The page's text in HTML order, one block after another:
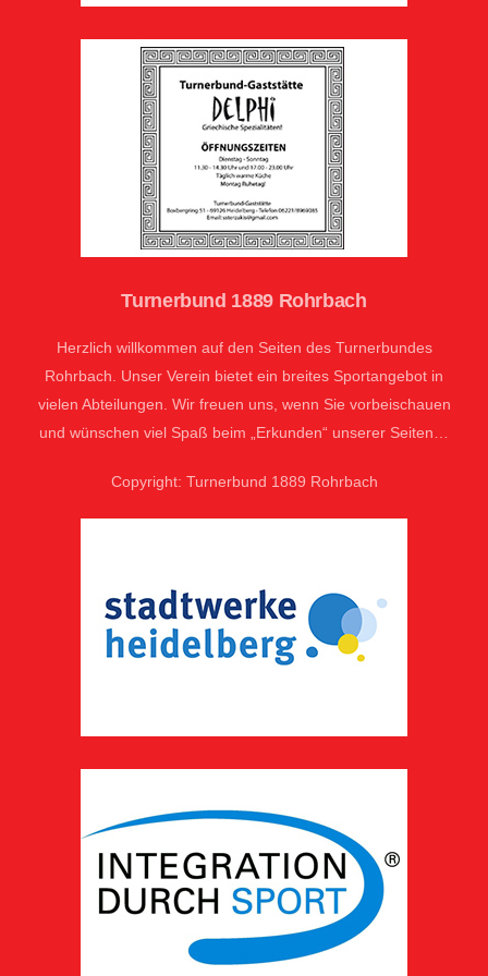
Turnerbund 1889 Rohrbach
Herzlich willkommen auf den Seiten des Turnerbundes
Rohrbach. Unser Verein bietet ein breites Sportangebot in
vielen Abteilungen. Wir freuen uns, wenn Sie vorbeischauen
und wünschen viel Spaß beim „Erkunden“ unserer Seiten…
Copyright: Turnerbund 1889 Rohrbach